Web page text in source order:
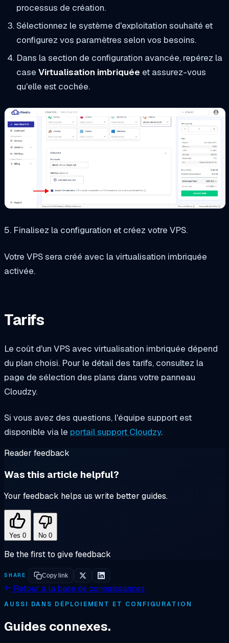
processus de création.
Sélectionnez le système d'exploitation souhaité et
configurez vos paramètres selon vos besoins.
Dans la section de configuration avancée, repérez la
case Virtualisation imbriquée et assurez-vous
qu'elle est cochée.
5. Finalisez la configuration et créez votre VPS.
Votre VPS sera créé avec la virtualisation imbriquée
activée.
Tarifs
Le coût d'un VPS avec virtualisation imbriquée dépend
du plan choisi. Pour le détail des tarifs, consultez la
page de sélection des plans dans votre panneau
Cloudzy.
Si vous avez des questions, l'équipe support est
disponible via le portail support Cloudzy.
Reader feedback
Was this article helpful?
Your feedback helps us write better guides.
Yes 0 No 0
Be the first to give feedback
SHARE Copy link
Retour à la base de connaissances
AUSSI DANS DÉPLOIEMENT ET CONFIGURATION
Guides connexes.